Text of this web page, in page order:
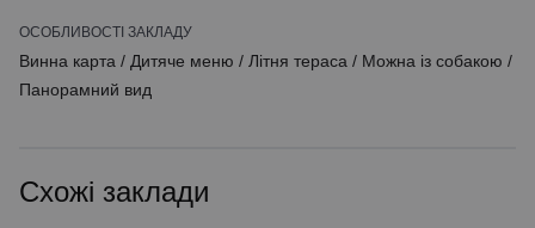
ОСОБЛИВОСТІ ЗАКЛАДУ
Винна карта / Дитяче меню / Літня тераса / Можна із собакою /
Панорамний вид
Схожі заклади